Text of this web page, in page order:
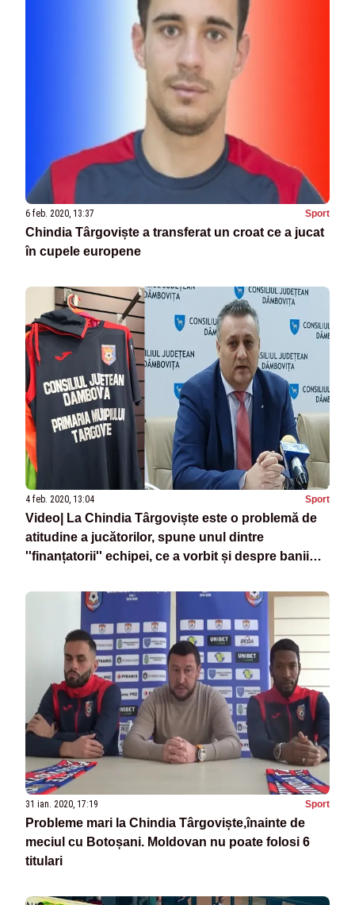
6 feb. 2020, 13:37 Sport
Chindia Târgoviște a transferat un croat ce a jucat
în cupele europene
4 feb. 2020, 13:04 Sport
Video| La Chindia Târgoviște este o problemă de
atitudine a jucătorilor, spune unul dintre
''finanțatorii'' echipei, ce a vorbit și despre banii
31 ian. 2020, 17:19 Sport
Probleme mari la Chindia Târgoviște,înainte de
meciul cu Botoșani. Moldovan nu poate folosi 6
titulari